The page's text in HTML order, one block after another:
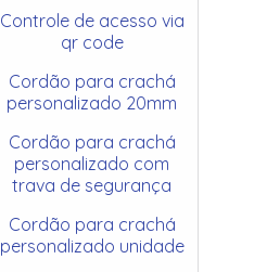
Controle de acesso via
qr code
Cordão para crachá
personalizado 20mm
Cordão para crachá
personalizado com
trava de segurança
Cordão para crachá
personalizado unidade